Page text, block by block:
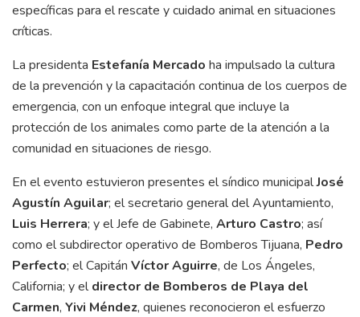
específicas para el rescate y cuidado animal en situaciones
críticas.
La presidenta Estefanía Mercado ha impulsado la cultura
de la prevención y la capacitación continua de los cuerpos de
emergencia, con un enfoque integral que incluye la
protección de los animales como parte de la atención a la
comunidad en situaciones de riesgo.
En el evento estuvieron presentes el síndico municipalJosé
Agustín Aguilar; el secretario general del Ayuntamiento,
Luis Herrera; y el Jefe de Gabinete, Arturo Castro; así
como el subdirector operativo de Bomberos Tijuana, Pedro
Perfecto; el Capitán Víctor Aguirre, de Los Ángeles,
California; y eldirector de Bomberos de Playa del
Carmen, Yivi Méndez, quienes reconocieron el esfuerzo